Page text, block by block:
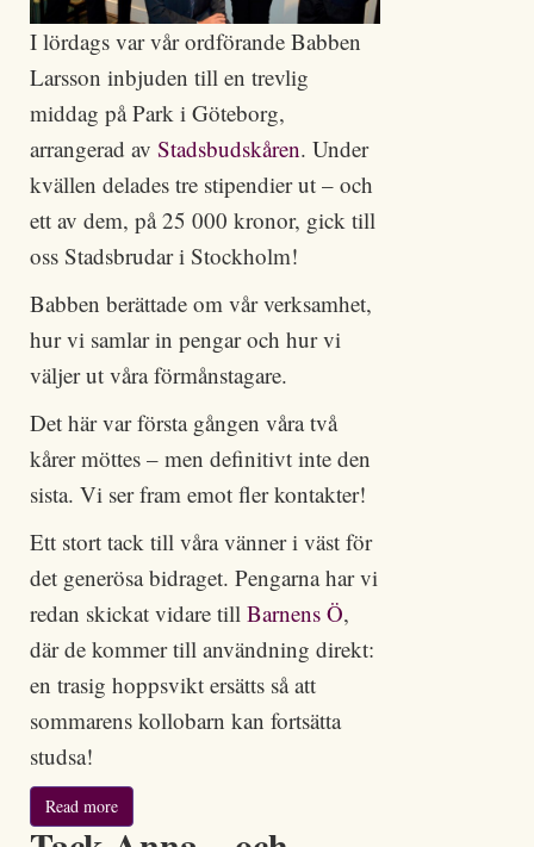
I lördags var vår ordförande Babben
Larsson inbjuden till en trevlig
middag på Park i Göteborg,
arrangerad av Stadsbudskåren. Under
kvällen delades tre stipendier ut – och
ett av dem, på 25 000 kronor, gick till
oss Stadsbrudar i Stockholm!
Babben berättade om vår verksamhet,
hur vi samlar in pengar och hur vi
väljer ut våra förmånstagare.
Det här var första gången våra två
kårer möttes – men definitivt inte den
sista. Vi ser fram emot fler kontakter!
Ett stort tack till våra vänner i väst för
det generösa bidraget. Pengarna har vi
redan skickat vidare till Barnens Ö,
där de kommer till användning direkt:
en trasig hoppsvikt ersätts så att
sommarens kollobarn kan fortsätta
studsa!
Read more